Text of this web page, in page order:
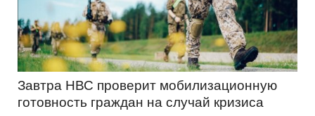
Завтра НВС проверит мобилизационную
готовность граждан на случай кризиса